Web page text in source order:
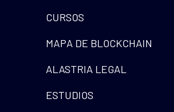
CURSOS
MAPA DE BLOCKCHAIN
ALASTRIA LEGAL
ESTUDIOS